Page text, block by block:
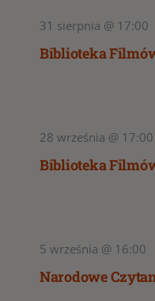
31 sierpnia @ 17:00
Biblioteka
28 września @ 17:00
Biblioteka
5 września @ 16:00
Narodowe